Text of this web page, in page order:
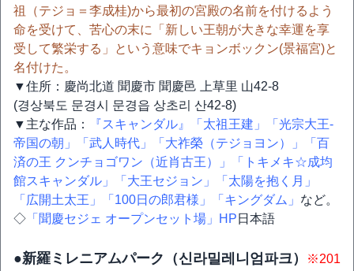
祖（テジョ＝李成桂)から最初の宮殿の名前を付けるよう
命を受けて、苦心の末に「新しい王朝が大きな幸運を享
受して繁栄する」という意味でキョンボックン(景福宮)と
名付けた。
▼住所：慶尚北道 聞慶市 聞慶邑 上草里 山42-8
(경상북도 문경시 문경읍 상초리 산42-8)
▼主な作品：
『スキャンダル』 「太祖王建」
「光宗大王‐
帝国の朝」
「武人時代」 「大祚榮（テジョヨン）」
「百
済の王 クンチョゴワン（近肖古王）」
「トキメキ☆成均
館スキャンダル」
「大王セジョン」
「太陽を抱く月」
「広開土太王」
「100日の郎君様」 「キングダム」 など。
◇ 「聞慶セジェ オープンセット場」HP 日本語
●新羅ミレニアムパーク（신라밀레니엄파크）
※201